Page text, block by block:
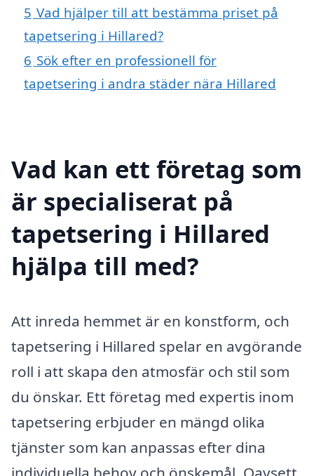
5 Vad hjälper till att bestämma priset på
tapetsering i Hillared?
6 Sök efter en professionell för
tapetsering i andra städer nära Hillared
Vad kan ett företag som
är specialiserat på
tapetsering i Hillared
hjälpa till med?
Att inreda hemmet är en konstform, och
tapetsering i Hillared spelar en avgörande
roll i att skapa den atmosfär och stil som
du önskar. Ett företag med expertis inom
tapetsering erbjuder en mängd olika
tjänster som kan anpassas efter dina